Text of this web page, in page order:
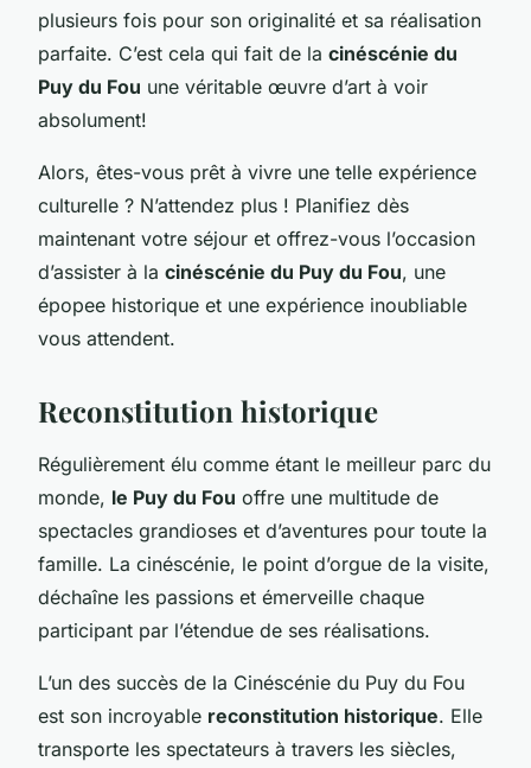
plusieurs fois pour son originalité et sa réalisation
parfaite. C’est cela qui fait de la cinéscénie du
Puy du Fou une véritable œuvre d’art à voir
absolument!
Alors, êtes-vous prêt à vivre une telle expérience
culturelle ? N’attendez plus ! Planifiez dès
maintenant votre séjour et offrez-vous l’occasion
d’assister à la cinéscénie du Puy du Fou, une
épopee historique et une expérience inoubliable
vous attendent.
Reconstitution historique
Régulièrement élu comme étant le meilleur parc du
monde, le Puy du Fou offre une multitude de
spectacles grandioses et d’aventures pour toute la
famille. La cinéscénie, le point d’orgue de la visite,
déchaîne les passions et émerveille chaque
participant par l’étendue de ses réalisations.
L’un des succès de la Cinéscénie du Puy du Fou
est son incroyable reconstitution historique. Elle
transporte les spectateurs à travers les siècles,